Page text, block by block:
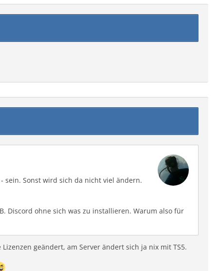
sein. Sonst wird sich da nicht viel ändern.
Discord ohne sich was zu installieren. Warum also für
geändert, am Server ändert sich ja nix mit TS5.